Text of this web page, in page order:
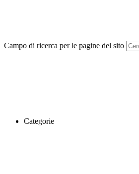
Campo di ricerca per le pagine del sito
Categorie